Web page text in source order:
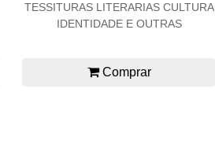
TESSITURAS LITERARIAS CULTURA
IDENTIDADE E OUTRAS
Comprar